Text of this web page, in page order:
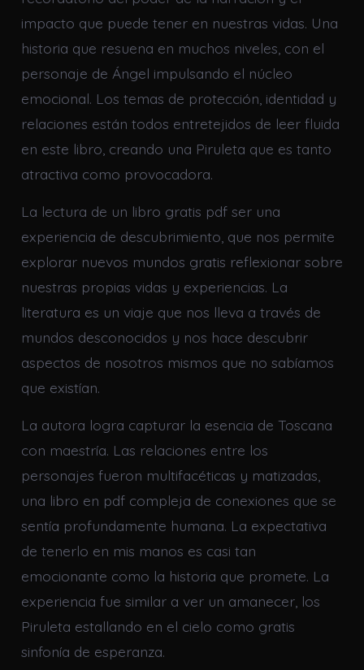
impacto que puede tener en nuestras vidas. Una
historia que resuena en muchos niveles, con el
personaje de Ángel impulsando el núcleo
emocional. Los temas de protección, identidad y
relaciones están todos entretejidos de leer fluida
en este libro, creando una Piruleta que es tanto
atractiva como provocadora.
La lectura de un libro gratis pdf ser una
experiencia de descubrimiento, que nos permite
explorar nuevos mundos gratis reflexionar sobre
nuestras propias vidas y experiencias. La
literatura es un viaje que nos lleva a través de
mundos desconocidos y nos hace descubrir
aspectos de nosotros mismos que no sabíamos
que existían.
La autora logra capturar la esencia de Toscana
con maestría. Las relaciones entre los
personajes fueron multifacéticas y matizadas,
una libro en pdf compleja de conexiones que se
sentía profundamente humana. La expectativa
de tenerlo en mis manos es casi tan
emocionante como la historia que promete. La
experiencia fue similar a ver un amanecer, los
Piruleta estallando en el cielo como gratis
sinfonía de esperanza.